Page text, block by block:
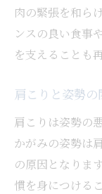
肉の緊張を和ら
ンスの良い食事
を支えることも
肩こりと姿勢
肩こりは姿勢の
かがみの姿勢は
の原因となりま
慣を身につける